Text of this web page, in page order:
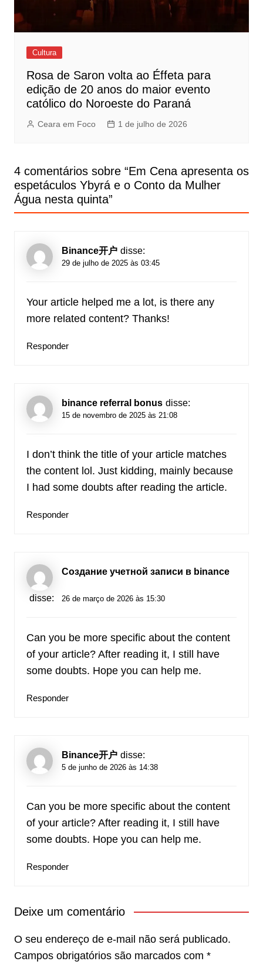
Cultura
Rosa de Saron volta ao Éffeta para
edição de 20 anos do maior evento
católico do Noroeste do Paraná
Ceara em Foco 1 de julho de 2026
4 comentários sobre “Em Cena apresenta os
espetáculos Ybyrá e o Conto da Mulher
Água nesta quinta”
Binance开户 disse:
29 de julho de 2025 às 03:45
Your article helped me a lot, is there any
more related content? Thanks!
Responder
binance referral bonus disse:
15 de novembro de 2025 às 21:08
I don’t think the title of your article matches
the content lol. Just kidding, mainly because
I had some doubts after reading the article.
Responder
Создание учетной записи в binance
disse: 26 de março de 2026 às 15:30
Can you be more specific about the content
of your article? After reading it, I still have
some doubts. Hope you can help me.
Responder
Binance开户 disse:
5 de junho de 2026 às 14:38
Can you be more specific about the content
of your article? After reading it, I still have
some doubts. Hope you can help me.
Responder
Deixe um comentário
O seu endereço de e-mail não será publicado.
Campos obrigatórios são marcados com *